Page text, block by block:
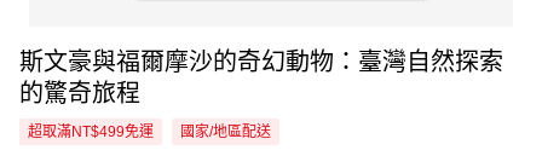
斯文豪與福爾摩沙的奇幻動物：臺灣自然探索
的驚奇旅程
超取滿NT$499免運 國家/地區配送